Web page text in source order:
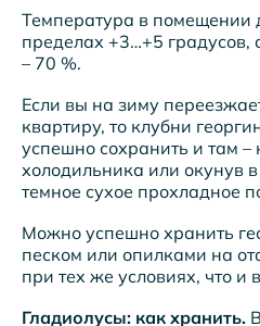
Температура в помещении
пределах +3…+5 градусов,
– 70 %.
Если вы на зиму
квартиру, то клубни
успешно сохранить и там
холодильника или окунув
темное сухое прохладное
Можно успешно хранить
песком или опилками на
при тех же условиях, что и
Гладиолусы: как хранить.